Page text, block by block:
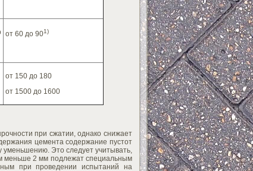
от 60 до 901)
от 150 до 180
от 1500 до 1600
при сжатии, однако снижает
цемента содержание пустот
Это следует учитывать,
меньше 2 мм подлежат специальным
при проведении испытаний на